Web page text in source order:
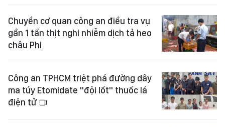
Chuyển cơ quan công an điều tra vụ
gần 1 tấn thịt nghi nhiễm dịch tả heo
châu Phi
Công an TPHCM triệt phá đường dây
ma túy Etomidate "đội lốt" thuốc lá
điện tử